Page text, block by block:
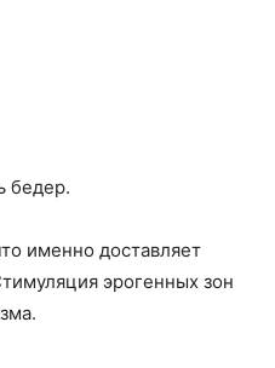
бедер.
именно доставляет
эрогенных зон